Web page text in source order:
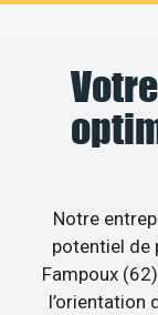
Notre
potentiel de
Fampoux
l’orientation